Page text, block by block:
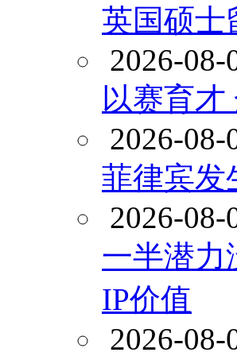
英国硕士
2026-08-
以赛育才
2026-08-
菲律宾发
2026-08-
一半潜力
IP价值
2026-08-